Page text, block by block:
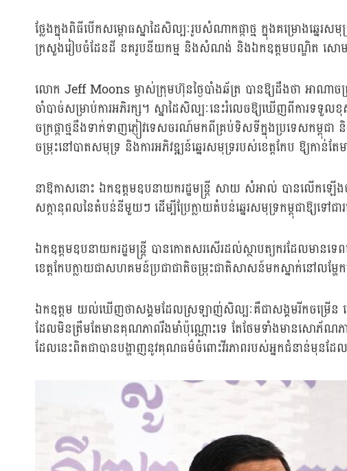
ថ្លែងក្នុងពិធីបើកសម្ពោធស្នាដៃសិល្បៈរូបសំណាកផ្កាថ្ម ក្នុងគម្រោងឆ្នេ
ក្រសួងរៀបចំដែនដី នគរូបនីយកម្ម និងសំណង់ និងឯកឧត្តមបណ្ឌិត សោ
លោក Jeff Moons ម្ចាស់ក្រុមហ៊ុនថ្ងៃបាំងឆ័ត្រ បានឱ្យដឹងថា អាណាចក្រ
ចាំបាច់សម្រាប់ការអភិរក្ស។ ស្នាដៃសិល្បៈនេះរំលេចឱ្យឃើញពីការទទួ
ចក្រផ្កាថ្មនឹងទាក់ទាញភ្ញៀវទេសចរណ៍មកពីគ្រប់ទិសទីក្នុងប្រទេសកម្ពុជា
ចម្រុះនៅបាតសមុទ្រ និងការអភិវឌ្ឍន៍ឆ្នេរសមុទ្ររបស់ខេត្តកែប ឱ្យកាន់
នាឱកាសនោះ ឯកឧត្តមឧបនាយករដ្ឋមន្ត្រី សាយ សំអាល់ បានលើកឡើងថា
សក្តានុពលនៃតំបន់នីមួយៗ ដើម្បីប្រែក្លាយតំបន់ឆ្នេរសមុទ្រកម្ពុជាឱ្យទៅ
ឯកឧត្តមឧបនាយករដ្ឋមន្ត្រី បានកោតសរសើរដល់ស្ថាបត្យករដែលមានទ
ខេត្តកែបក្លាយជាសហគមន៍ប្រជាជាតិចម្រុះជាតិសាសន៍មកស្នាក់នៅលម្ហែក
ឯកឧត្តម យល់ឃើញថាសង្គមដែលស្រឡាញ់សិល្បៈគឺជាសង្គមរីកចម្រើន ហ
ដែលមិនត្រឹមតែមានគុណភាពរឹងមាំប៉ុណ្ណោះទេ តែថែមទាំងមានសោភ័ណភ
ដែលនេះពិតជាបានបង្ហាញនូវគុណធម៌ចំពោះវីរភាពរបស់អ្នកជំនាន់មុនដ